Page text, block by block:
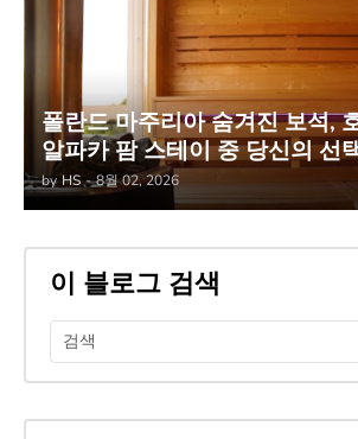
폴란드 마주리아 숨겨진 보석,
알파카 팜 스테이 중 당신의 선
by HS - 8월 02, 2026
이 블로그 검색